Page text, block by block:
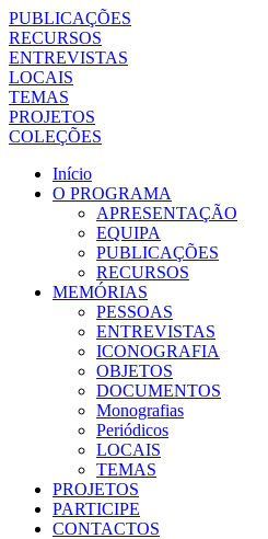
PUBLICAÇÕES
RECURSOS
ENTREVISTAS
LOCAIS
TEMAS
PROJETOS
COLEÇÕES
Início
O PROGRAMA
APRESENTAÇÃO
EQUIPA
PUBLICAÇÕES
RECURSOS
MEMÓRIAS
PESSOAS
ENTREVISTAS
ICONOGRAFIA
OBJETOS
DOCUMENTOS
Monografias
Periódicos
LOCAIS
TEMAS
PROJETOS
PARTICIPE
CONTACTOS